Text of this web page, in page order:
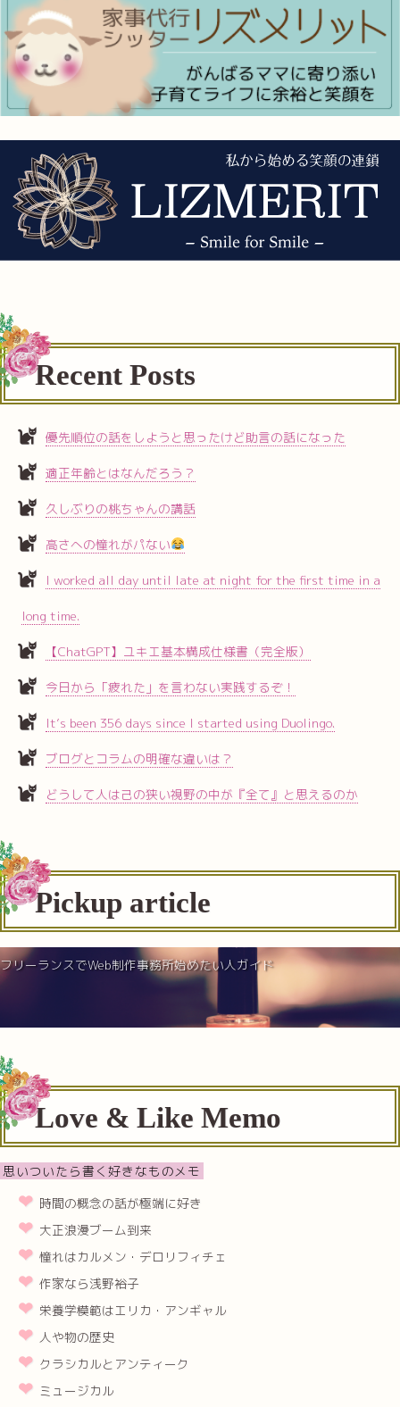
Recent Posts
優先順位の話をしようと思ったけど助言の話になった
適正年齢とはなんだろう？
久しぶりの桃ちゃんの講話
高さへの憧れがパない
I worked all day until late at night for the first time in a
long time.
【ChatGPT】ユキエ基本構成仕様書（完全版）
今日から「疲れた」を言わない実践するぞ！
It’s been 356 days since I started using Duolingo.
ブログとコラムの明確な違いは？
どうして人は己の狭い視野の中が『全て』と思えるのか
Pickup article
フリーランスでWeb制作事務所始めたい人ガイド
Love & Like Memo
思いついたら書く好きなものメモ
時間の概念の話が極端に好き
大正浪漫ブーム到来
憧れはカルメン・デロリフィチェ
作家なら浅野裕子
栄養学模範はエリカ・アンギャル
人や物の歴史
クラシカルとアンティーク
ミュージカル